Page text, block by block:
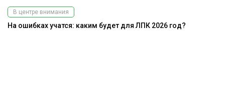
В центре внимания
На ошибках учатся: каким будет для ЛПК 2026 год?